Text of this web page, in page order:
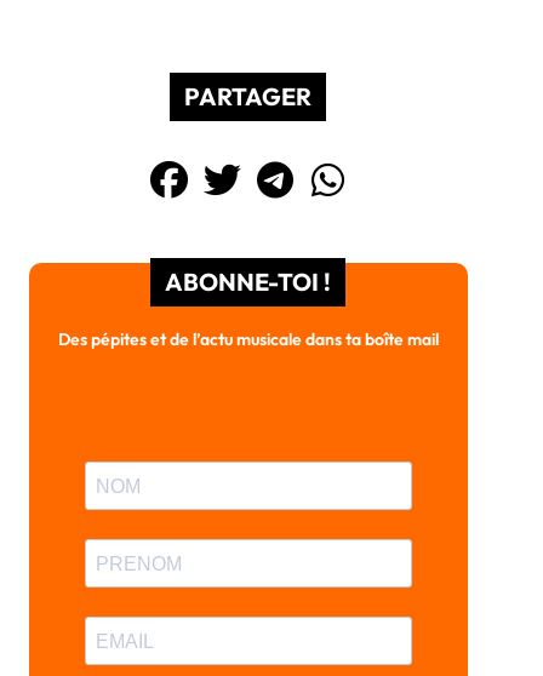
PARTAGER
ABONNE-TOI !
Des pépites et de l’actu musicale dans ta boîte mail